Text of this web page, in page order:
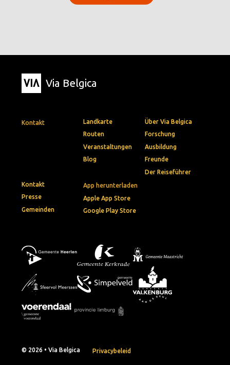
Via Belgica
Kontakt
App herunterladen
Apple App Store
Google Play Store
Landkarte
Routen
Veranstaltungen
Blog
Über Via Belgica
Forschung
Ausbildung
Freunde
Der Reiseführer
Kontakt
Presse
Gemeinden
© 2026 • Via Belgica Privacybeleid